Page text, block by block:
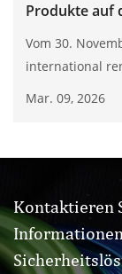
Produkte auf
demonstriert
Vom 30.
international
Branche
Mar. 09, 2026
Kontaktieren